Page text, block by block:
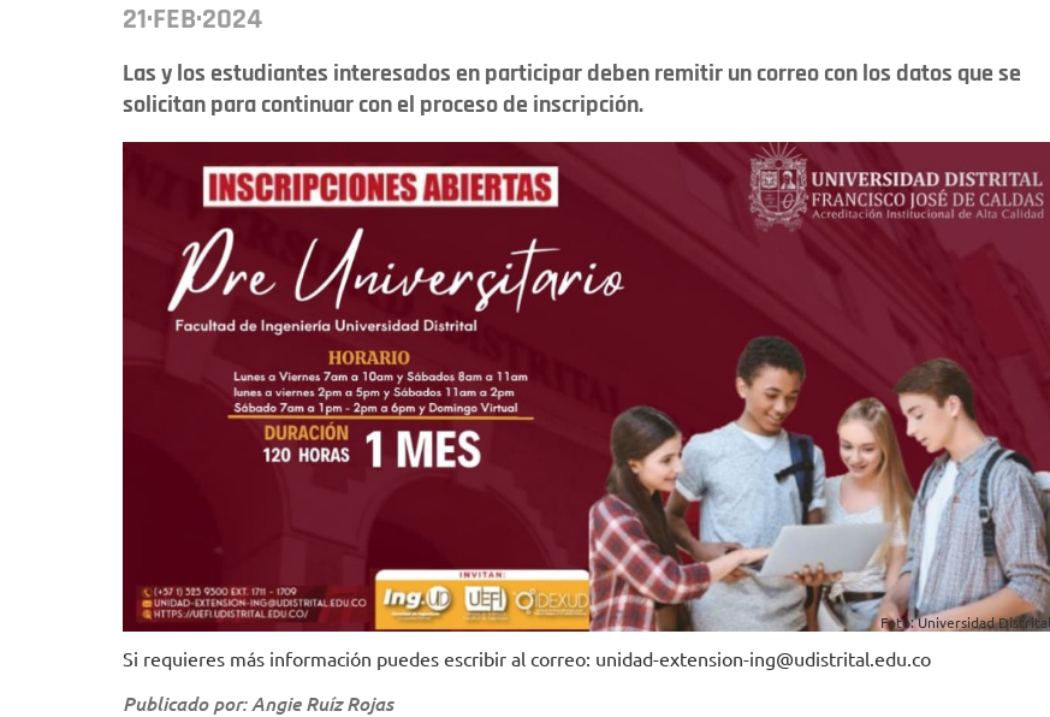
21·FEB·2024
Las y los estudiantes interesados en participar deben remitir un correo con los datos que se
solicitan para continuar con el proceso de inscripción.
Foto: Universidad
Si requieres más información puedes escribir al correo: unidad-extension-ing@udistrital.edu.co
Publicado por: Angie Ruíz Rojas